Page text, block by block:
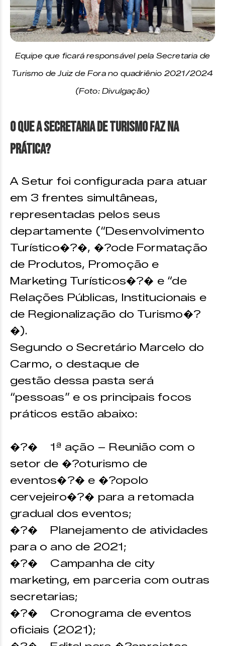
Equipe que ficará responsável pela Secretaria de
Turismo de Juiz de Fora no quadriênio 2021/2024
(Foto: Divulgação)
O que a Secretaria de Turismo faz na
prática?
A Setur foi configurada para atuar
em 3 frentes simultâneas,
representadas pelos seus
departamente (“Desenvolvimento
Turístico�?�, �?ode Formatação
de Produtos, Promoção e
Marketing Turísticos�?� e “de
Relações Públicas, Institucionais e
de Regionalização do Turismo�?
�).
Segundo o Secretário Marcelo do
Carmo, o destaque de
gestão dessa pasta será
“pessoas” e os principais focos
práticos estão abaixo:
�?� 1ª ação – Reunião com o
setor de �?oturismo de
eventos�?� e �?opolo
cervejeiro�?� para a retomada
gradual dos eventos;
�?� Planejamento de atividades
para o ano de 2021;
�?� Campanha de city
marketing, em parceria com outras
secretarias;
�?� Cronograma de eventos
oficiais (2021);